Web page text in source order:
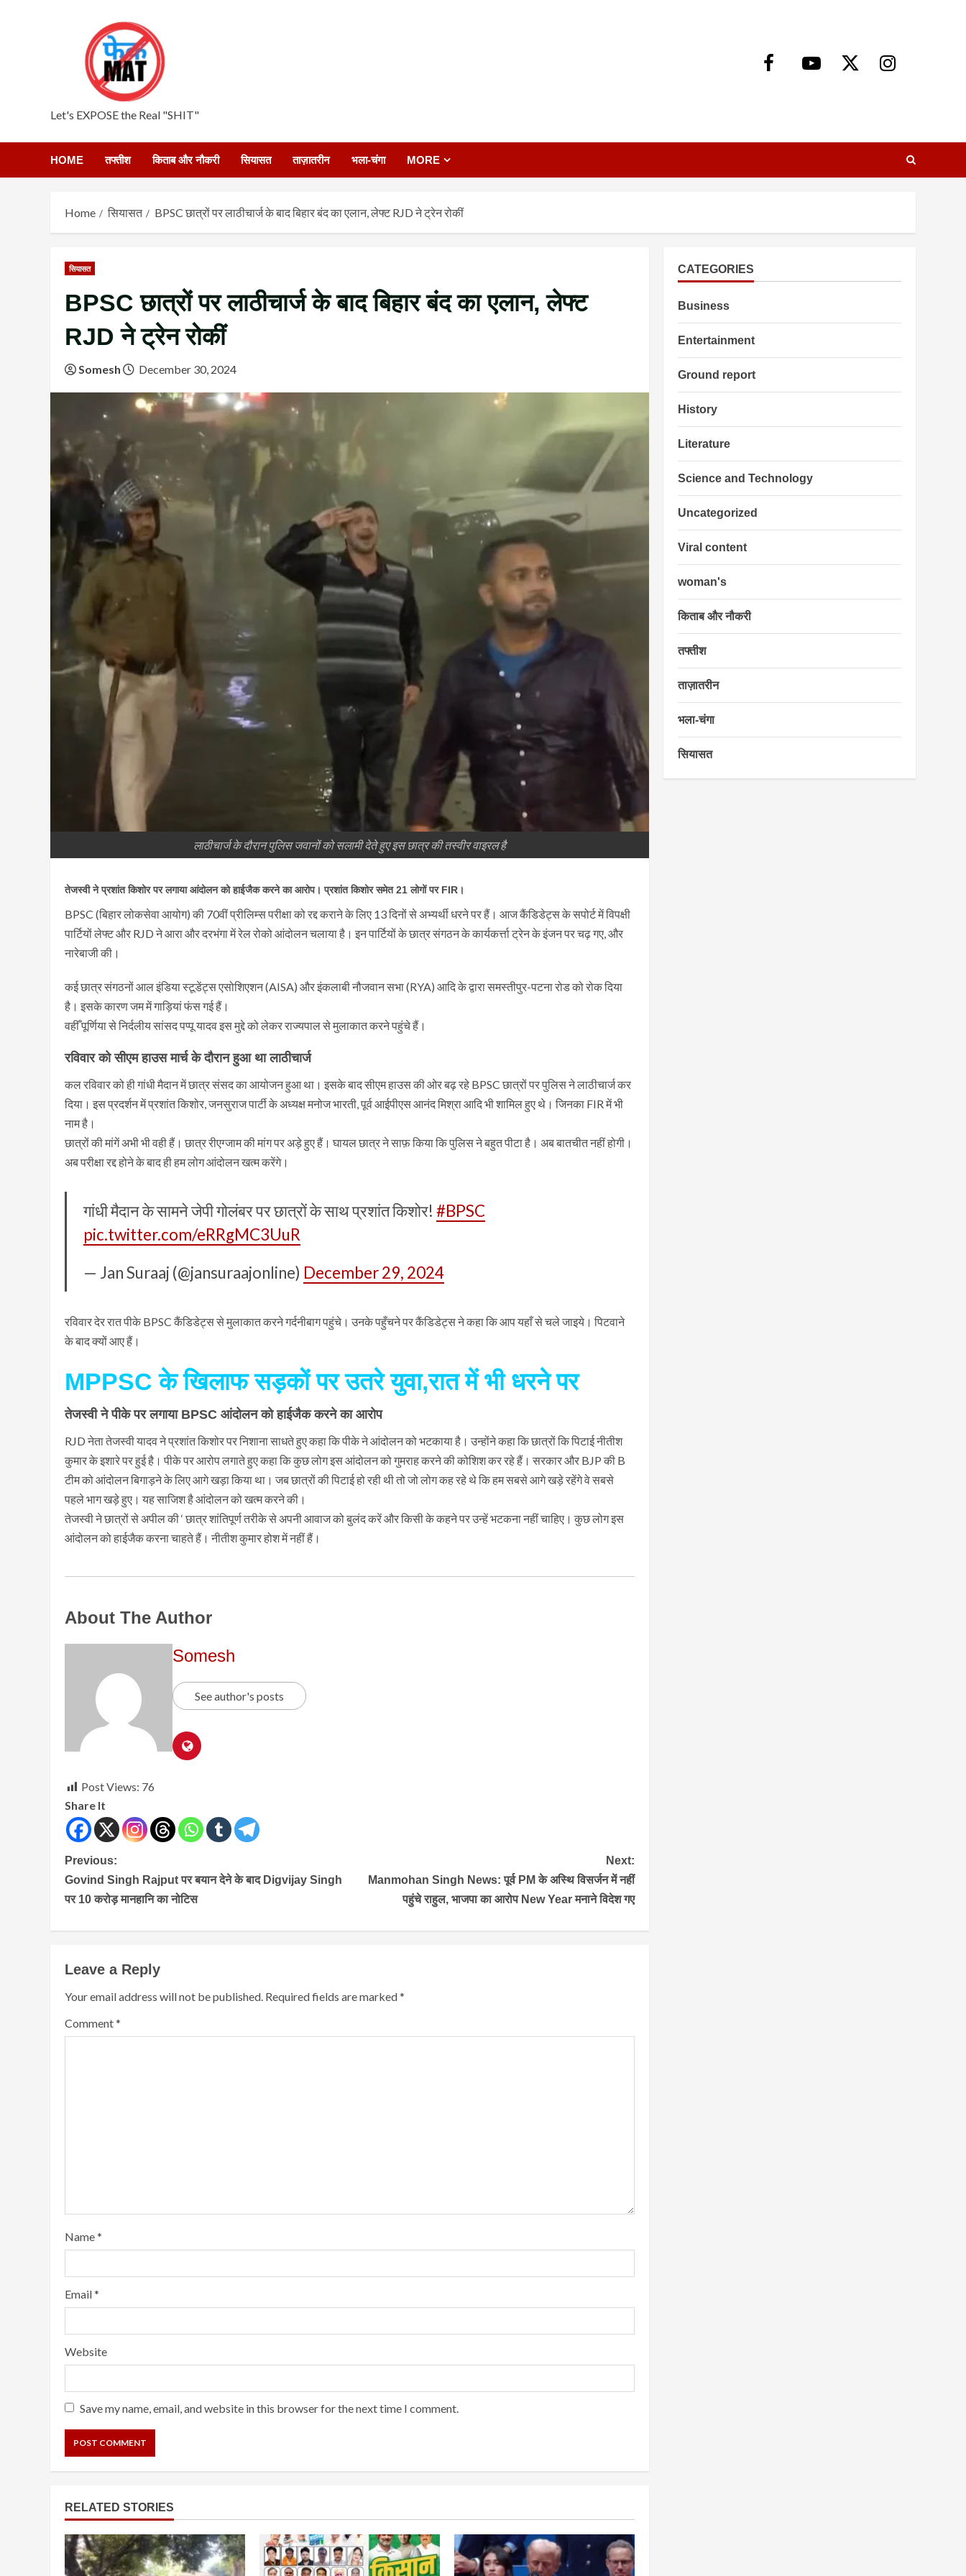
Let's EXPOSE the Real "SHIT"
FacebookYoutubeX Instagram
HOME तफ्तीश किताब और नौकरी सियासत ताज़ातरीन भला-चंगा MORE
Home सियासत BPSC छात्रों पर लाठीचार्ज के बाद बिहार बंद का एलान, लेफ्ट RJD ने ट्रेन रोकीं
सियासत
BPSC छात्रों पर लाठीचार्ज के बाद बिहार बंद का एलान, लेफ्ट
RJD ने ट्रेन रोकीं
Somesh December 30, 2024
लाठीचार्ज के दौरान पुलिस जवानों को सलामी देते हुए इस छात्र की तस्वीर वाइरल है
तेजस्वी ने प्रशांत किशोर पर लगाया आंदोलन को हाईजैक करने का आरोप। प्रशांत किशोर समेत 21 लोगों पर FIR।
BPSC (बिहार लोकसेवा आयोग) की 70वीं प्रीलिम्स परीक्षा को रद्द कराने के लिए 13 दिनों से अभ्यर्थी धरने पर हैं। आज कैंडिडेट्स के सपोर्ट में विपक्षी
पार्टियों लेफ्ट और RJD ने आरा और दरभंगा में रेल रोको आंदोलन चलाया है। इन पार्टियों के छात्र संगठन के कार्यकर्त्ता ट्रेन के इंजन पर चढ़ गए, और
नारेबाजी की।
कई छात्र संगठनों आल इंडिया स्टूडेंट्स एसोशिएशन (AISA) और इंकलाबी नौजवान सभा (RYA) आदि के द्वारा समस्तीपुर-पटना रोड को रोक दिया
है। इसके कारण जम में गाड़ियां फंस गई हैं।
वहीँ पूर्णिया से निर्दलीय सांसद पप्पू यादव इस मुद्दे को लेकर राज्यपाल से मुलाकात करने पहुंचे हैं।
रविवार को सीएम हाउस मार्च के दौरान हुआ था लाठीचार्ज
कल रविवार को ही गांधी मैदान में छात्र संसद का आयोजन हुआ था। इसके बाद सीएम हाउस की ओर बढ़ रहे BPSC छात्रों पर पुलिस ने लाठीचार्ज कर
दिया। इस प्रदर्शन में प्रशांत किशोर, जनसुराज पार्टी के अध्यक्ष मनोज भारती, पूर्व आईपीएस आनंद मिश्रा आदि भी शामिल हुए थे। जिनका FIR में भी
नाम है।
छात्रों की मांगें अभी भी वही हैं। छात्र रीएग्जाम की मांग पर अड़े हुए हैं। घायल छात्र ने साफ़ किया कि पुलिस ने बहुत पीटा है। अब बातचीत नहीं होगी।
अब परीक्षा रद्द होने के बाद ही हम लोग आंदोलन खत्म करेंगे।
गांधी मैदान के सामने जेपी गोलंबर पर छात्रों के साथ प्रशांत किशोर! #BPSC
pic.twitter.com/eRRgMC3UuR
— Jan Suraaj (@jansuraajonline) December 29, 2024
रविवार देर रात पीके BPSC कैंडिडेट्स से मुलाकात करने गर्दनीबाग पहुंचे। उनके पहुँचने पर कैंडिडेट्स ने कहा कि आप यहाँ से चले जाइये। पिटवाने
के बाद क्यों आए हैं।
MPPSC के खिलाफ सड़कों पर उतरे युवा,रात में भी धरने पर
तेजस्वी ने पीके पर लगाया BPSC आंदोलन को हाईजैक करने का आरोप
RJD नेता तेजस्वी यादव ने प्रशांत किशोर पर निशाना साधते हुए कहा कि पीके ने आंदोलन को भटकाया है। उन्होंने कहा कि छात्रों कि पिटाई नीतीश
कुमार के इशारे पर हुई है। पीके पर आरोप लगाते हुए कहा कि कुछ लोग इस आंदोलन को गुमराह करने की कोशिश कर रहे हैं। सरकार और BJP की B
टीम को आंदोलन बिगाड़ने के लिए आगे खड़ा किया था। जब छात्रों की पिटाई हो रही थी तो जो लोग कह रहे थे कि हम सबसे आगे खड़े रहेंगे वे सबसे
पहले भाग खड़े हुए। यह साजिश है आंदोलन को खत्म करने की।
तेजस्वी ने छात्रों से अपील की ‘ छात्र शांतिपूर्ण तरीके से अपनी आवाज को बुलंद करें और किसी के कहने पर उन्हें भटकना नहीं चाहिए। कुछ लोग इस
आंदोलन को हाईजैक करना चाहते हैं। नीतीश कुमार होश में नहीं हैं।
About The Author
Somesh
See author's posts
Post Views: 76
Share It
Continue
Reading
Previous:
Govind Singh Rajput पर बयान देने के बाद Digvijay Singh
पर 10 करोड़ मानहानि का नोटिस
Next:
Manmohan Singh News: पूर्व PM के अस्थि विसर्जन में नहीं
पहुंचे राहुल, भाजपा का आरोप New Year मनाने विदेश गए
Leave a Reply
Your email address will not be published. Required fields are marked*
Comment*
Name*
Email*
Website
Save my name, email, and website in this browser for the next time I comment.
RELATED STORIES
CATEGORIES
Business
Entertainment
Ground report
History
Literature
Science and Technology
Uncategorized
Viral content
woman's
किताब और नौकरी
तफ्तीश
ताज़ातरीन
भला-चंगा
सियासत